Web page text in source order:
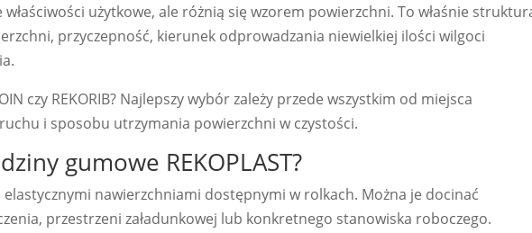
użytkowe, ale różnią się wzorem powierzchni. To właśnie
przyczepność, kierunek odprowadzania niewielkiej ilości wilgoci
czy REKORIB? Najlepszy wybór zależy przede wszystkim od miejsca
i sposobu utrzymania powierzchni w czystości.
gumowe REKOPLAST?
elastycznymi nawierzchniami dostępnymi w rolkach. Można je docinać
przestrzeni załadunkowej lub konkretnego stanowiska roboczego.